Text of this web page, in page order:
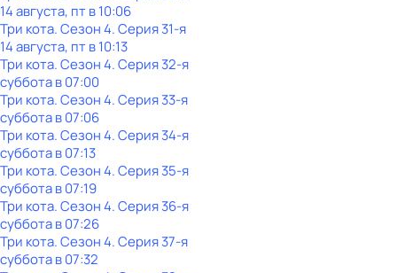
14 августа, пт в 10:06
Три кота. Сезон 4. Серия 31-я
14 августа, пт в 10:13
Три кота. Сезон 4. Серия 32-я
субботав07:00
Три кота. Сезон 4. Серия 33-я
субботав07:06
Три кота. Сезон 4. Серия 34-я
субботав07:13
Три кота. Сезон 4. Серия 35-я
субботав07:19
Три кота. Сезон 4. Серия 36-я
субботав07:26
Три кота. Сезон 4. Серия 37-я
субботав07:32